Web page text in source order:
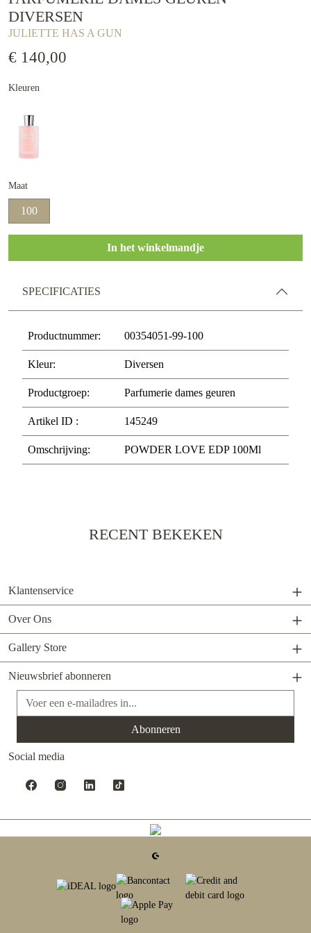
DIVERSEN
JULIETTE HAS A GUN
€ 140,00
Kleuren
Maat
100
In het winkelmandje
SPECIFICATIES
Productnummer: 00354051-99-100
Kleur: Diversen
Productgroep: Parfumerie dames geuren
Artikel ID : 145249
Omschrijving: POWDER LOVE EDP 100Ml
RECENT BEKEKEN
Klantenservice
Over Ons
Gallery Store
Nieuwsbrief abonneren
E-mailadres*
Abonneren
Social media